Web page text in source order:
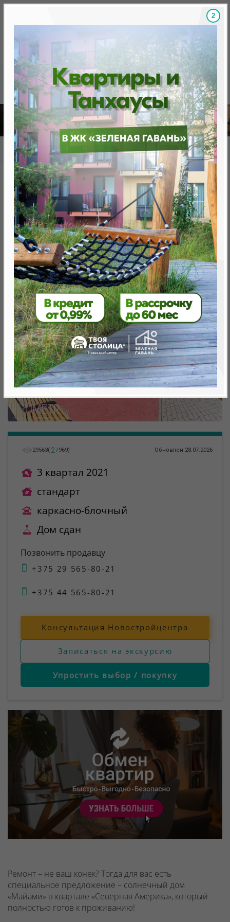
Скидки на новостройки, бонусы Готовые
Главная База новостроек Минска «Минск Мир»
30.8 "Майами", квартал "Северная Америка"
30.8 "Майами", квартал
"Северная Америка"
нет в продаже
Минск, Октябрьский, ул. Кижеватова
метро «Ковальская Слобода», 566 м
29563( 2 /969) Обновлен 28.07.2026
3 квартал 2021
стандарт
каркасно-блочный
Дом сдан
Позвонить продавцу
+375 29 565-80-21
+375 44 565-80-21
Консультация Новостройцентра
Записаться на экскурсию
Упростить выбор / покупку
Ремонт – не ваш конек? Тогда для вас есть
специальное предложение – солнечный дом
«Майами» в квартале «Северная Америка», который
полностью готов к проживанию!
1